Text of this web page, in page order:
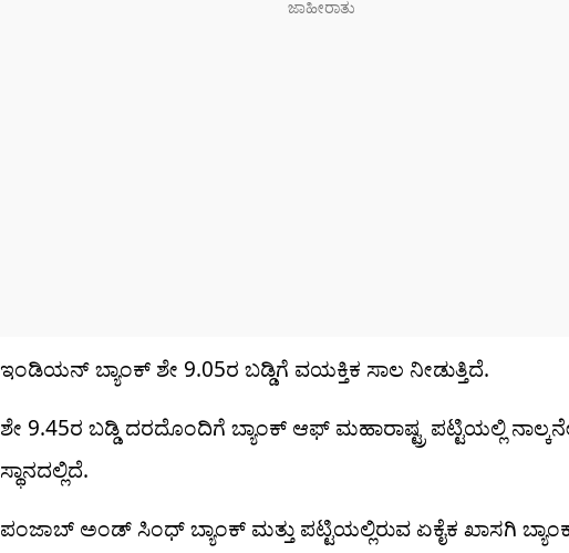
ಇಂಡಿಯನ್ ಬ್ಯಾಂಕ್ ಶೇ 9.05ರ ಬಡ್ಡಿಗೆ ವಯಕ್ತಿಕ ಸಾಲ ನೀಡುತ್ತಿದೆ.
ಶೇ 9.45ರ ಬಡ್ಡಿ ದರದೊಂದಿಗೆ ಬ್ಯಾಂಕ್ ಆಫ್ ಮಹಾರಾಷ್ಟ್ರ ಪಟ್ಟಿಯಲ್ಲಿ
ಸ್ಥಾನದಲ್ಲಿದೆ.
ಪಂಜಾಬ್ ಅಂಡ್ ಸಿಂಧ್ ಬ್ಯಾಂಕ್ ಮತ್ತು ಪಟ್ಟಿಯಲ್ಲಿರುವ ಏಕೈಕ ಖಾಸಗಿ